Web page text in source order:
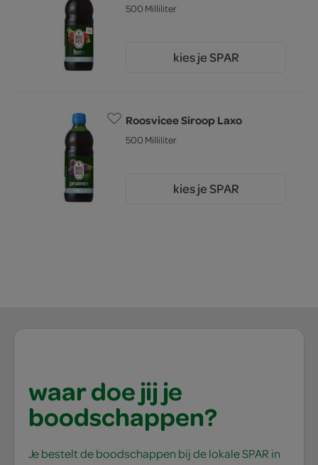
500 Milliliter
kies je SPAR
Roosvicee Siroop Laxo
500 Milliliter
kies je SPAR
waar doe jij je
boodschappen?
Je bestelt de boodschappen bij de lokale SPAR in